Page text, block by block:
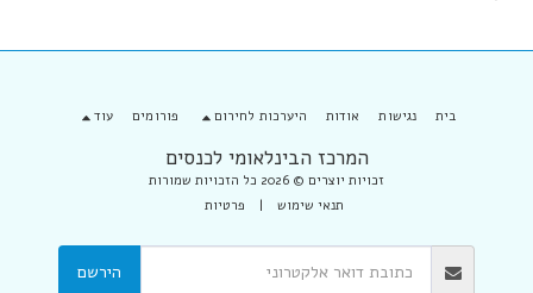
המרכז הבינלאומי לכנסים
זכויות יוצרים © 2026 כל הזכויות שמורות
תנאי שימוש | פרטיות
בית נגישות אודות היערכות לחירום פורומים עוד
הירשם